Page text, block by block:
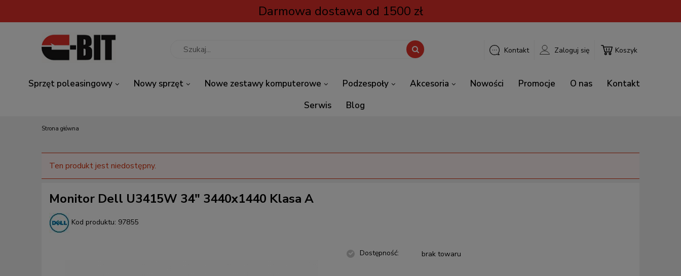
Darmowa dostawa od 1500 zł
Koszyk
Kontakt Zaloguj się
Sprzęt poleasingowy Nowy sprzęt Nowe zestawy komputerowe Podzespoły Akcesoria Nowości Promocje O nas
Kontakt
Serwis
Blog
Strona główna
Ten produkt jest niedostępny.
Monitor Dell U3415W 34" 3440x1440 Klasa A
Kod produktu: 97855
Dostępność: brak towaru